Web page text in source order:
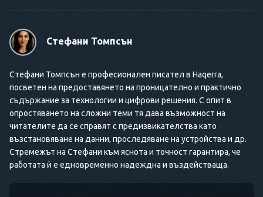
Стефани Томпсън
Стефани Томпсън е професионален писател в Haqerra,
посветен на предоставянето на проницателно и практично
съдържание за технологии и цифрови решения. С опит в
опростяването на сложни теми тя дава възможност на
читателите да се справят с предизвикателства като
възстановяване на данни, проследяване на устройства и др.
Стремежът на Стефани към яснота и точност гарантира, че
работата ѝ е едновременно надеждна и въздействаща.